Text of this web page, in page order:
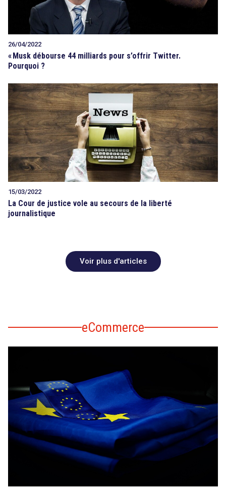
26/04/2022
« Musk débourse 44 milliards pour s’offrir Twitter.
Pourquoi ?
15/03/2022
La Cour de justice vole au secours de la liberté
journalistique
Voir plus d'articles
eCommerce